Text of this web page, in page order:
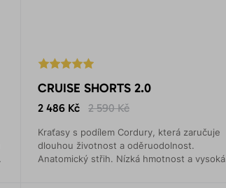
CRUISE SHORTS 2.0
2 486 Kč 2 590 Kč
Kraťasy s podílem Cordury, která zaručuje
dlouhou životnost a oděruodolnost.
Anatomický střih. Nízká hmotnost a vysoká